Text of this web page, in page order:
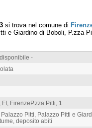
si trova nel comune di
e Giardino di Boboli, P.zza
-
FirenzeP.zza Pitti, 1
Pitti, Palazzo Pitti e
deposito abiti